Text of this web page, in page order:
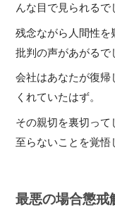
んな目で見られるで
残念ながら人間性を
批判の声があがるで
会社はあなたが復帰
くれていたはず。
その親切を裏切って
至らないことを覚悟
最悪の場合懲戒